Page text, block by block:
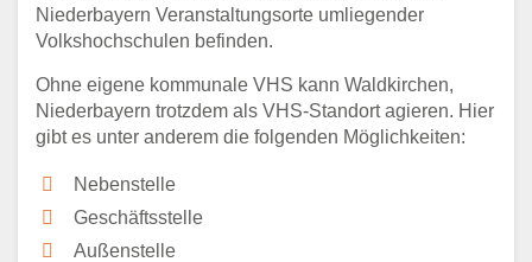
Niederbayern Veranstaltungsorte umliegender
Volkshochschulen befinden.
Ohne eigene kommunale VHS kann Waldkirchen,
Niederbayern trotzdem als VHS-Standort agieren. Hier
gibt es unter anderem die folgenden Möglichkeiten:
Nebenstelle
Geschäftsstelle
Außenstelle